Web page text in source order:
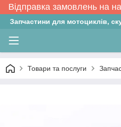
Відправка замовлень на
Запчастини для мотоциклів,
Товари та послуги